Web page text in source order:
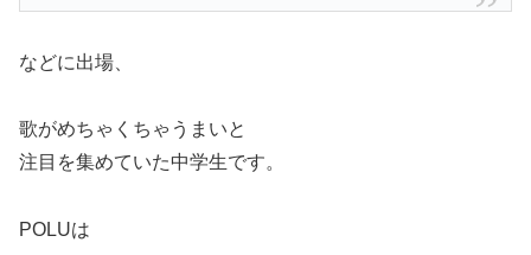
などに出場、
歌がめちゃくちゃうまいと
注目を集めていた中学生です。
POLUは